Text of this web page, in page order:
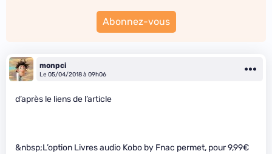
Abonnez-vous
monpci
Le 05/04/2018 à 09h06
d’après le liens de l’article
&nbsp;L’option Livres audio Kobo by Fnac permet, pour 9,99€